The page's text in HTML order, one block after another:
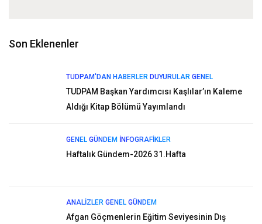
Son Eklenenler
TUDPAM'DAN HABERLER DUYURULAR GENEL
TUDPAM Başkan Yardımcısı Kaşlılar’ın Kaleme
Aldığı Kitap Bölümü Yayımlandı
GENEL GÜNDEM İNFOGRAFIKLER
Haftalık Gündem-2026 31.Hafta
ANALIZLER GENEL GÜNDEM
Afgan Göçmenlerin Eğitim Seviyesinin Dış